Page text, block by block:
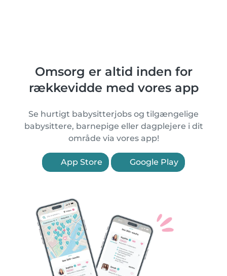
Omsorg er altid inden for
rækkevidde med vores app
Se hurtigt babysitterjobs og tilgængelige
babysittere, barnepige eller dagplejere i dit
område via vores app!
App Store Google Play